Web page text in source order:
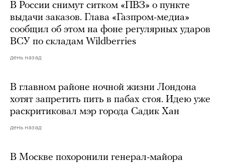
В России снимут ситком «ПВЗ» о пункте
выдачи заказов. Глава «Газпром-медиа»
сообщил об этом на фоне регулярных ударов
ВСУ по складам Wildberries
день назад
В главном районе ночной жизни Лондона
хотят запретить пить в пабах стоя. Идею уже
раскритиковал мэр города Садик Хан
день назад
В Москве похоронили генерал-майора